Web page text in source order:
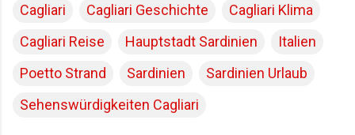
Cagliari Cagliari Geschichte
Cagliari Klima
Cagliari Reise
Hauptstadt Sardinien
Italien
Poetto Strand
Sardinien
Sardinien Urlaub
Sehenswürdigkeiten Cagliari